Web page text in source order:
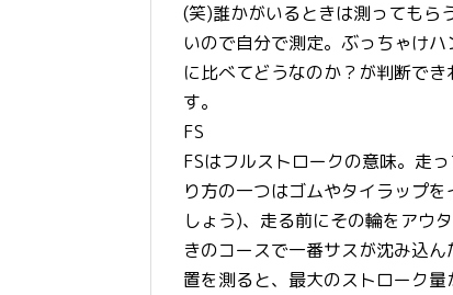
(笑)誰かがいるときは測ってもら
いので自分で測定。ぶっちゃけ
に比べてどうなのか？が判断で
す。
FS
FSはフルストロークの意味。走
り方の一つはゴムやタイラップ
しょう)、走る前にその輪をアウ
きのコースで一番サスが沈み込
置を測ると、最大のストローク量